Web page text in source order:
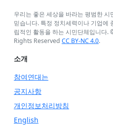
우리는 좋은 세상을 바라는 평범한
믿습니다. 특정 정치세력이나 기업에
립적인 활동을 하는 시민단체입니다.
Rights Reserved CC BY-NC 4.0.
소개
참여연대는
공지사항
개인정보처리방침
English